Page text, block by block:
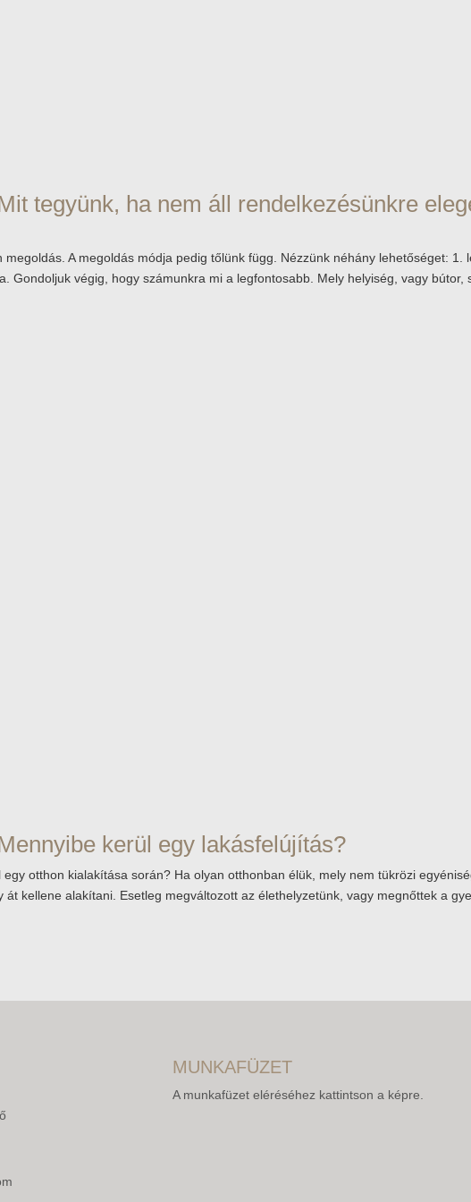
tegyünk, ha nem áll rendelkezésünkre
megoldás. A megoldás módja pedig tőlünk függ. Nézzünk néhány lehetőséget: 1.
Gondoljuk végig, hogy számunkra mi a legfontosabb. Mely helyiség, vagy bútor,
kerül egy lakásfelújítás?
otthon kialakítása során? Ha olyan otthonban élük, mely nem tükrözi
át kellene alakítani. Esetleg megváltozott az élethelyzetünk, vagy megnőttek a
MUNKAFÜZET
A munkafüzet eléréséhez kattintson a képre.